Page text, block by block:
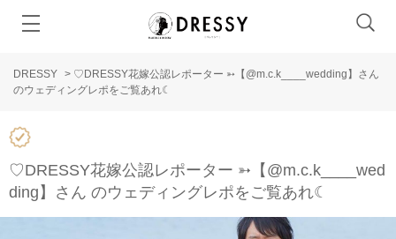
DRESSY > ♡DRESSY花嫁公認レポーター ➳【@m.c.k____wedding 】さん
のウェディングレポをご覧あれ☾
♡DRESSY花嫁公認レポーター ➳【@m.c.k____wed
ding 】さん のウェディングレポをご覧あれ☾